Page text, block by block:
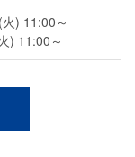
) 11:00～
) 11:00～